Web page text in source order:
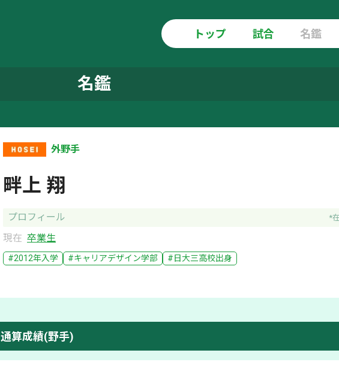
トップ 試合 名鑑
名鑑
外野手
畔上 翔
プロフィール *
現在 卒業生
#2012年入学 #キャリアデザイン学部 # 日大三高校出身
通算成績(野手)